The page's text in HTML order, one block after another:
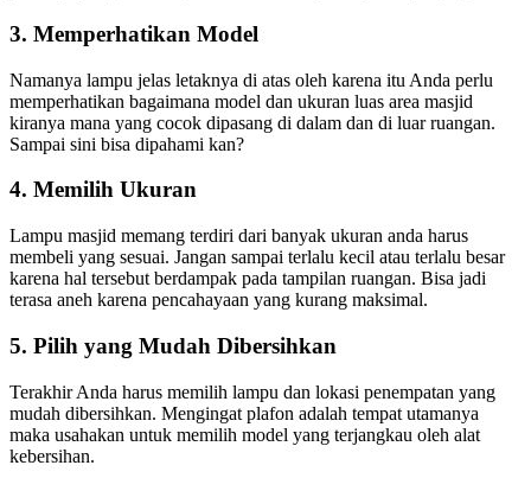
3. Memperhatikan Model
Namanya lampu jelas letaknya di atas oleh karena itu Anda perlu
memperhatikan bagaimana model dan ukuran luas area masjid
kiranya mana yang cocok dipasang di dalam dan di luar ruangan.
Sampai sini bisa dipahami kan?
4. Memilih Ukuran
Lampu masjid memang terdiri dari banyak ukuran anda harus
membeli yang sesuai. Jangan sampai terlalu kecil atau terlalu besar
karena hal tersebut berdampak pada tampilan ruangan. Bisa jadi
terasa aneh karena pencahayaan yang kurang maksimal.
5. Pilih yang Mudah Dibersihkan
Terakhir Anda harus memilih lampu dan lokasi penempatan yang
mudah dibersihkan. Mengingat plafon adalah tempat utamanya
maka usahakan untuk memilih model yang terjangkau oleh alat
kebersihan.